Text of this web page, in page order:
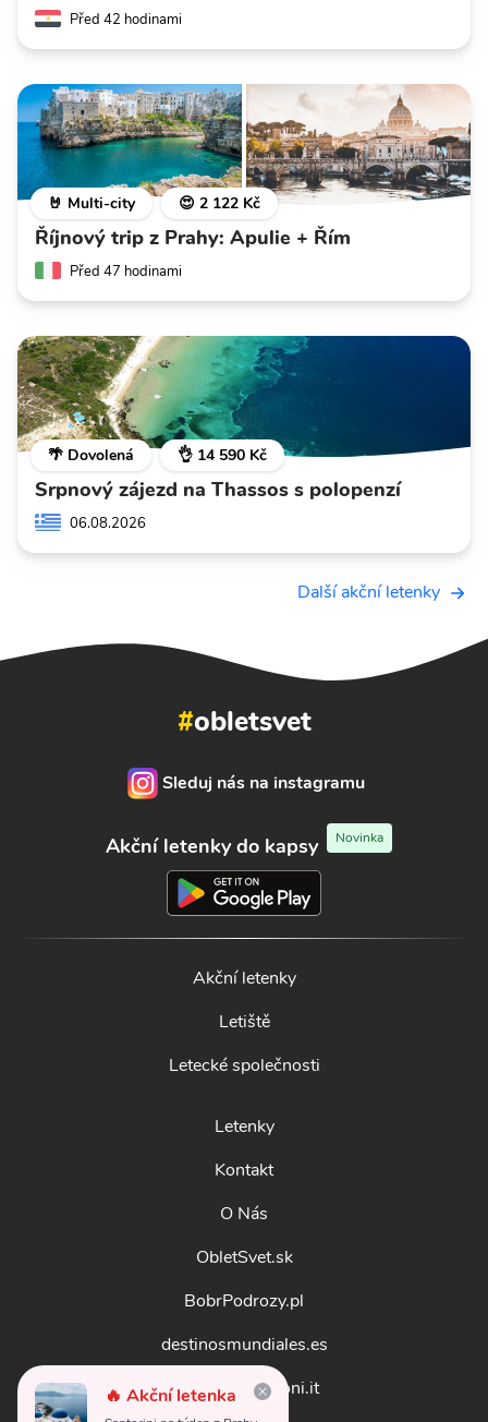
Před 42 hodinami
🤘 Multi-city 😍 2 122 Kč
Říjnový trip z Prahy: Apulie + Řím
Před 47 hodinami
🌴 Dovolená 👌 14 590 Kč
Srpnový zájezd na Thassos s polopenzí
06.08.2026
Další akční letenky
🔥 Akční letenka
#obletsvet
Sleduj nás na instagramu
Akční letenky do kapsy Novinka
Akční letenky
Letiště
Letecké společnosti
Letenky
Kontakt
O Nás
ObletSvet.sk
BobrPodrozy.pl
destinosmundiales.es
guidadestinazioni.it